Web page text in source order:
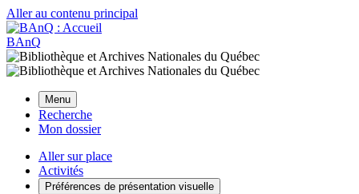
Aller au contenu principal
BAnQ
Menu
Recherche
Mon dossier
Aller sur place
Activités
Préférences de présentation visuelle